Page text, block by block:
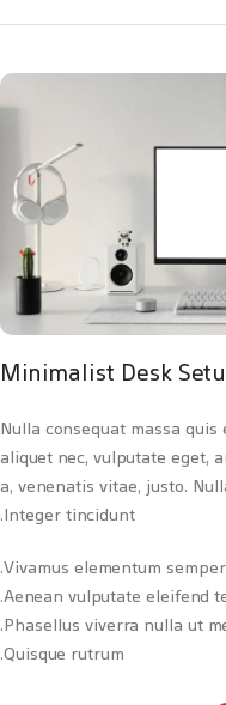
Minimalist Desk
Nulla consequat massa
aliquet nec, vulputate eget,
a, venenatis vitae, justo.
Integer tincidunt.
Vivamus elementum
Aenean vulputate eleifend
Phasellus viverra nulla ut
Quisque rutrum.